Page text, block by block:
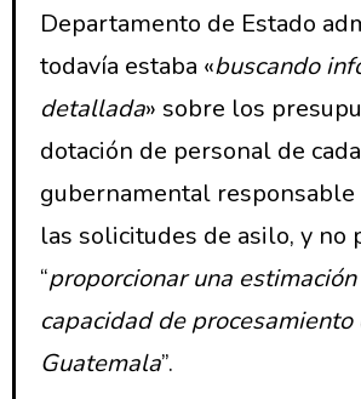
Departamento de Estado
todavía estaba «buscando
detallada» sobre los
dotación de personal de
gubernamental responsable
las solicitudes de asilo, y no
“proporcionar una
capacidad de
Guatemala”.